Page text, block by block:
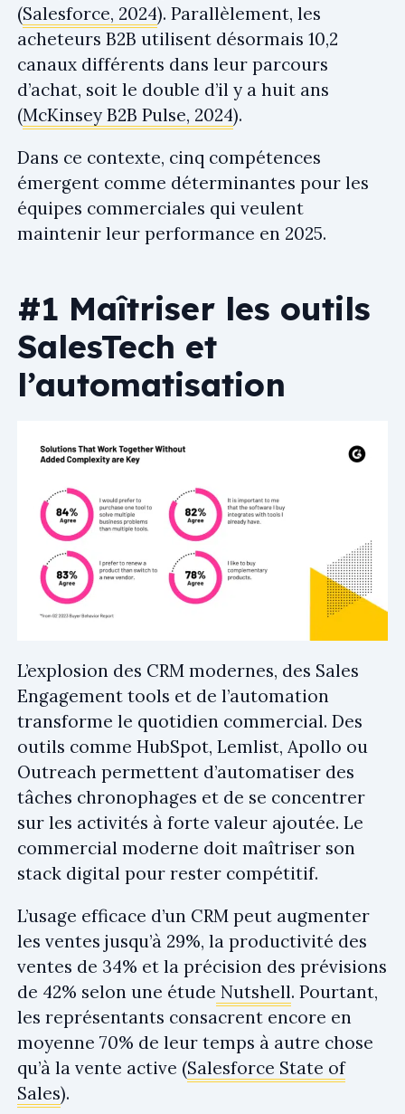
(Salesforce, 2024). Parallèlement, les
acheteurs B2B utilisent désormais 10,2
canaux différents dans leur parcours
d’achat, soit le double d’il y a huit ans
(McKinsey B2B Pulse, 2024).
Dans ce contexte, cinq compétences
émergent comme déterminantes pour les
équipes commerciales qui veulent
maintenir leur performance en 2025.
#1 Maîtriser les outils
SalesTech et
l’automatisation
L’explosion des CRM modernes, des Sales
Engagement tools et de l’automation
transforme le quotidien commercial. Des
outils comme HubSpot, Lemlist, Apollo ou
Outreach permettent d’automatiser des
tâches chronophages et de se concentrer
sur les activités à forte valeur ajoutée. Le
commercial moderne doit maîtriser son
stack digital pour rester compétitif.
L’usage efficace d’un CRM peut augmenter
les ventes jusqu’à 29%, la productivité des
ventes de 34% et la précision des prévisions
de 42% selon une étude Nutshell. Pourtant,
les représentants consacrent encore en
moyenne 70% de leur temps à autre chose
qu’à la vente active (Salesforce State of
Sales).